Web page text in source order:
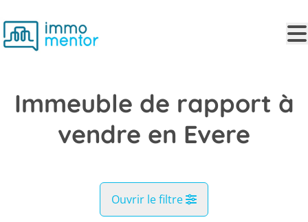
Immeuble de rapport à
vendre en Evere
Ouvrir le filtre